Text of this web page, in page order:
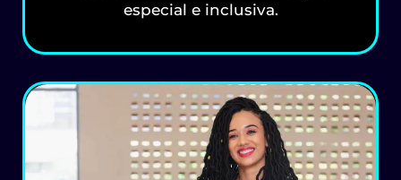
especial e inclusiva.